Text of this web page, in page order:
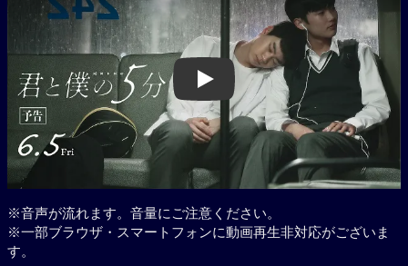
Play
※音声が流れます。音量にご注意ください。
※一部ブラウザ・スマートフォンに動画再生非対応がございま
す。